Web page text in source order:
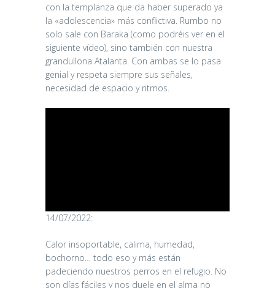
con la templanza que da haber superado ya
la «adolescencia» más conflictiva. Rumbo no
solo sale con Baraka (como podréis ver en el
siguiente vídeo), sino también con nuestra
grandullona Atalanta. Con ambas se lo pasa
genial y respeta siempre sus señales,
necesidad de espacio y ritmos.
14/07/2022:
Calor insoportable, calima, humedad,
bochorno… todo eso y más están
padeciendo nuestros perros en el refugio. No
son días fáciles y nos duele en el alma no